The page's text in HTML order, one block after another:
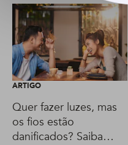
ARTIGO
Quer fazer luzes, mas
os fios estão
danificados? Saiba